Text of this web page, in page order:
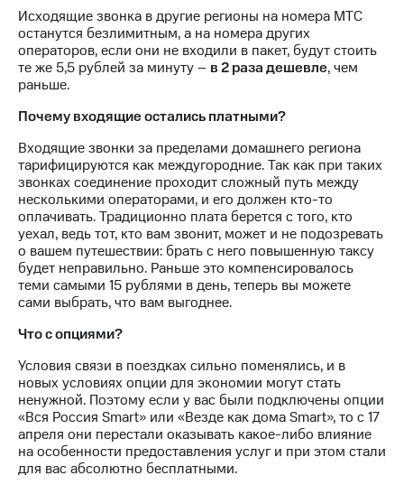
Спутниковое
ТВ
и подписки
МТС
Premium
Подписка
на гигабайты
интернета,
фильмы,
музыка
другое
Семейная
группа
Скидка
на тарифы,
общие
подписки
Семейная
группа
Скидка
на тарифы,
подписки
доступ
к геолокации
Сертификаты
безопасности
Всё
под
рукой
в Мой МТС
Посмотрите,
что
полезного
есть
в нашем
приложении
КИОН
Исходящие звонка в другие регионы на номера МТС
останутся безлимитным, а на номера других
операторов, если они не входили в пакет, будут стоить
те же 5,5 рублей за минуту – в 2 раза дешевле, чем
раньше.
Почему входящие остались платными?
Входящие звонки за пределами домашнего региона
тарифицируются как междугородние. Так как при таких
звонках соединение проходит сложный путь между
несколькими операторами, и его должен кто-то
оплачивать. Традиционно плата берется с того, кто
уехал, ведь тот, кто вам звонит, может и не подозревать
о вашем путешествии: брать с него повышенную таксу
будет неправильно. Раньше это компенсировалось
теми самыми 15 рублями в день, теперь вы можете
сами выбрать, что вам выгоднее.
Что с опциями?
Условия связи в поездках сильно поменялись, и в
новых условиях опции для экономии могут стать
ненужной. Поэтому если у вас были подключены опции
«Вся Россия Smart» или «Везде как дома Smart», то с 17
апреля они перестали оказывать какое-либо влияние
на особенности предоставления услуг и при этом стали
для вас абсолютно бесплатными.